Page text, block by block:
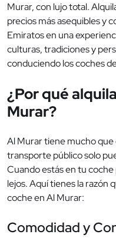
Murar, con lujo total.
precios más asequibles y
Emiratos en una
culturas, tradiciones y
conduciendo los coches
¿Por qué
Murar?
Al Murar tiene mucho que
transporte público solo
Cuando estás en tu
lejos. Aquí tienes la razón
coche en Al Murar:
Comodidad y